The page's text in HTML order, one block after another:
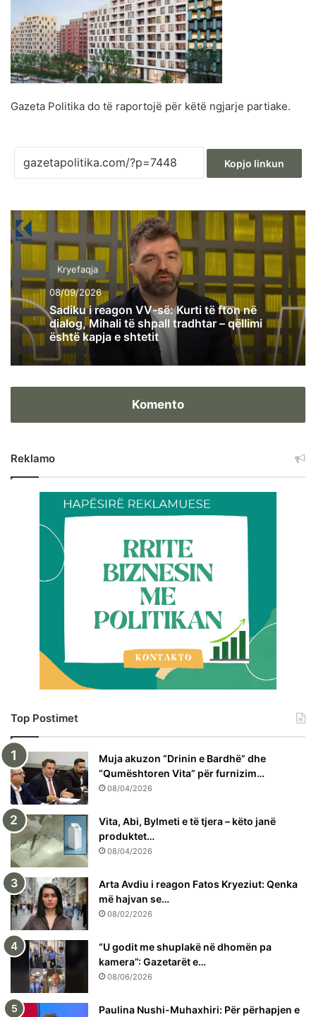
Gazeta Politika do të raportojë për këtë ngjarje partiake.
Kopjo linkun
Kryefaqja
08/09/2026
Sadiku i reagon VV-së: Kurti të fton në
dialog, Mihali të shpall tradhtar – qëllimi
është kapja e shtetit
Komento
Reklamo
Top Postimet
Muja akuzon “Drinin e Bardhë” dhe
“Qumështoren Vita” për furnizim…
08/04/2026
Vita, Abi, Bylmeti e të tjera – këto janë
produktet…
08/04/2026
Arta Avdiu i reagon Fatos Kryeziut: Qenka
më hajvan se…
08/02/2026
“U godit me shuplakë në dhomën pa
kamera”: Gazetarët e…
08/06/2026
Paulina Nushi-Muhaxhiri: Për përhapjen e